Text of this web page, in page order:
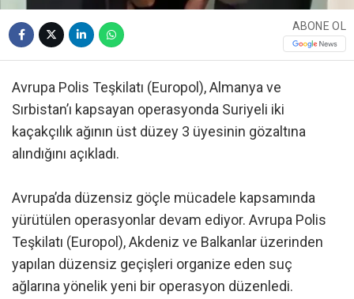
ABONE OL
Avrupa Polis Teşkilatı (Europol), Almanya ve
Sırbistan’ı kapsayan operasyonda Suriyeli iki
kaçakçılık ağının üst düzey 3 üyesinin gözaltına
alındığını açıkladı.
Avrupa’da düzensiz göçle mücadele kapsamında
yürütülen operasyonlar devam ediyor. Avrupa Polis
Teşkilatı (Europol), Akdeniz ve Balkanlar üzerinden
yapılan düzensiz geçişleri organize eden suç
ağlarına yönelik yeni bir operasyon düzenledi.